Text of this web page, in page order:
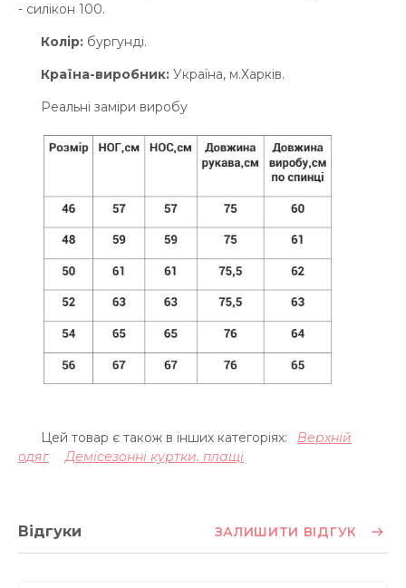
- силікон 100.
Колір: бургунді.
Країна-виробник: Україна, м.Харків.
Реальні заміри виробу
Цей товар є також в інших категоріях:
Верхній
одяг
Демісезонні куртки, плащі
Відгуки ЗАЛИШИТИ ВІДГУК